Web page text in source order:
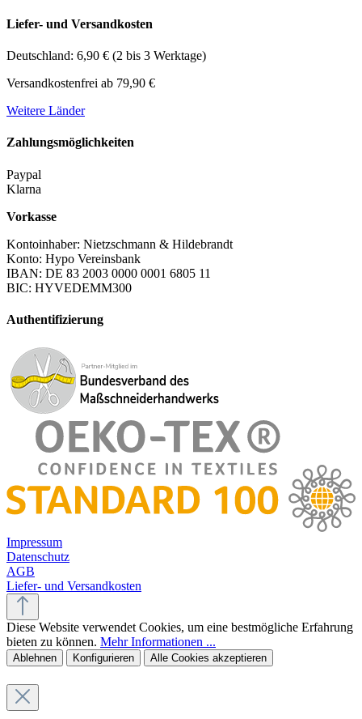
Liefer- und Versandkosten
Deutschland: 6,90 € (2 bis 3 Werktage)
Versandkostenfrei ab 79,90 €
Weitere Länder
Zahlungsmöglichkeiten
Paypal
Klarna
Vorkasse
Kontoinhaber: Nietzschmann & Hildebrandt
Konto: Hypo Vereinsbank
IBAN: DE 83 2003 0000 0001 6805 11
BIC: HYVEDEMM300
Authentifizierung
Impressum
Datenschutz
AGB
Liefer- und Versandkosten
Diese Website verwendet Cookies, um eine bestmögliche Erfahrung
bieten zu können. Mehr Informationen ...
Ablehnen Konfigurieren Alle Cookies akzeptieren